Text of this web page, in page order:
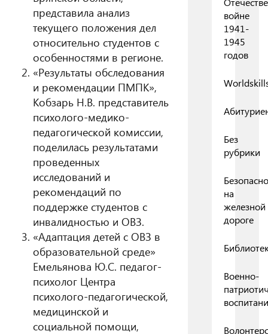
представила анализ
текущего положения дел
относительно студентов с
особенностями в регионе.
«Результаты обследования
и рекомендации ПМПК»,
Кобзарь Н.В. представитель
психолого-медико-
педагогической комиссии,
поделилась результатами
проведенных
исследований и
рекомендаций по
поддержке студентов с
инвалидностью и ОВЗ.
«Адаптация детей с ОВЗ в
образовательной среде»
Емельянова Ю.С. педагог-
психолог Центра
психолого-педагогической,
медицинской и
социальной помощи,
войне
1941-
1945
годов
Без
рубрики
на
железной
дороге
Военно-